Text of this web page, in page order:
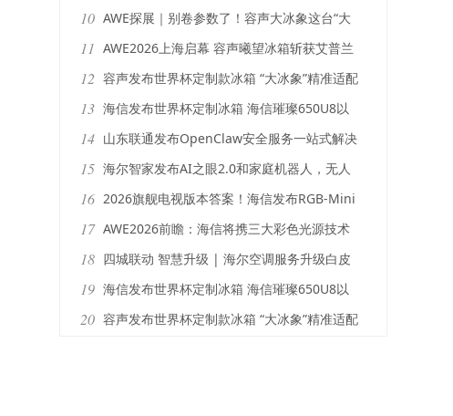
保鲜引领储鲜新趋势
10 AWE探展｜别卷参数了！容声大冰象这台“大
长腿”冰箱太圈粉
11 AWE2026上海启幕 容声曦望冰箱斩获艾普兰
创新奖
12 容声发布世界杯定制款冰箱 “大冰象”精准适配
中式创新需求
13 海信发布世界杯定制冰箱 海信璀璨650U8以
真空磁场技术领跑保鲜赛道
14 山东联通发布OpenClaw安全服务一站式解决
方案
15 海尔智家发布AI之眼2.0和家庭机器人，无人
家务更进一步
16 2026旗舰电视版本答案！海信发布RGB-Mini
LED电视E7S Pro
17 AWE2026前瞻：海信将携三大彩色光源技术
亮相，定义显示原生色彩新时代
18 四城联动 智慧升级 | 海尔空调服务升级白皮
书同步启动——十免十包 0顾虑 终身相伴
19 海信发布世界杯定制冰箱 海信璀璨650U8以
真空磁场技术领跑保鲜赛道
20 容声发布世界杯定制款冰箱 “大冰象”精准适配